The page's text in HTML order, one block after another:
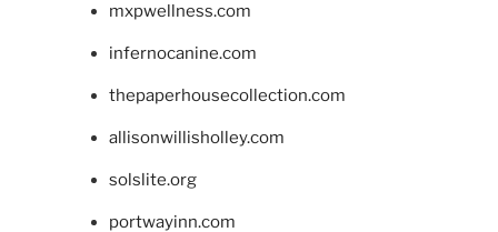
mxpwellness.com
infernocanine.com
thepaperhousecollection.com
allisonwillisholley.com
solslite.org
portwayinn.com